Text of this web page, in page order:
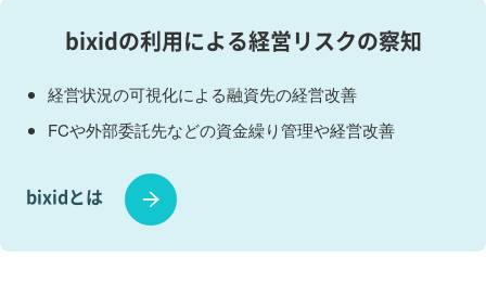
bixidの利用による経営リスクの察知
経営状況の可視化による融資先の経営改善
FCや外部委託先などの資金繰り管理や経営改善
bixidとは